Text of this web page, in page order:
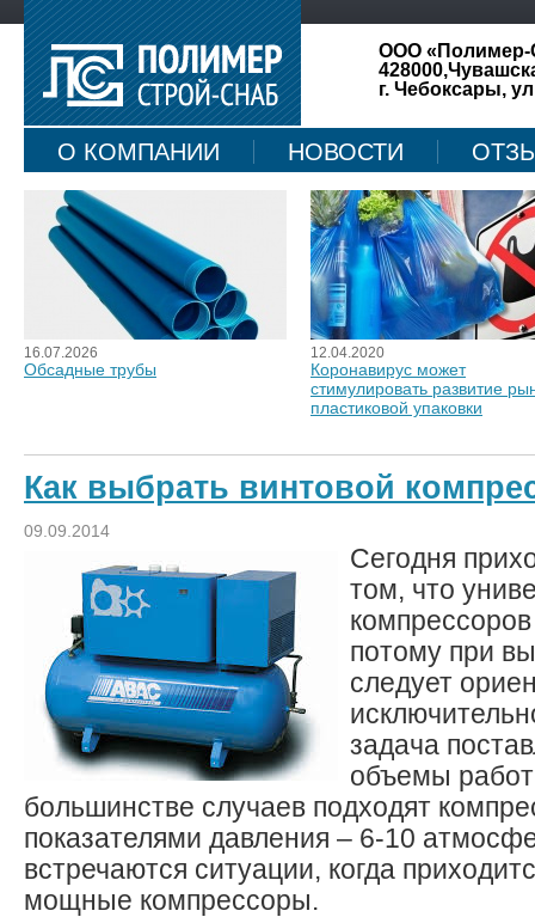
ООО «Полимер-
г. Чебоксары,
О КОМПАНИИ НОВОСТИ
КАРТА САЙТА
16.07.2026
Обсадные трубы
12.04.2020
Коронавирус может
стимулировать развитие
пластиковой упаковки
Как выбрать винтовой
09.09.2014
Сегодня
том, что
потому при
следует
задача
объемы
большинстве случаев подходят
показателями давления – 6-10
встречаются ситуации, когда
мощные компрессоры.